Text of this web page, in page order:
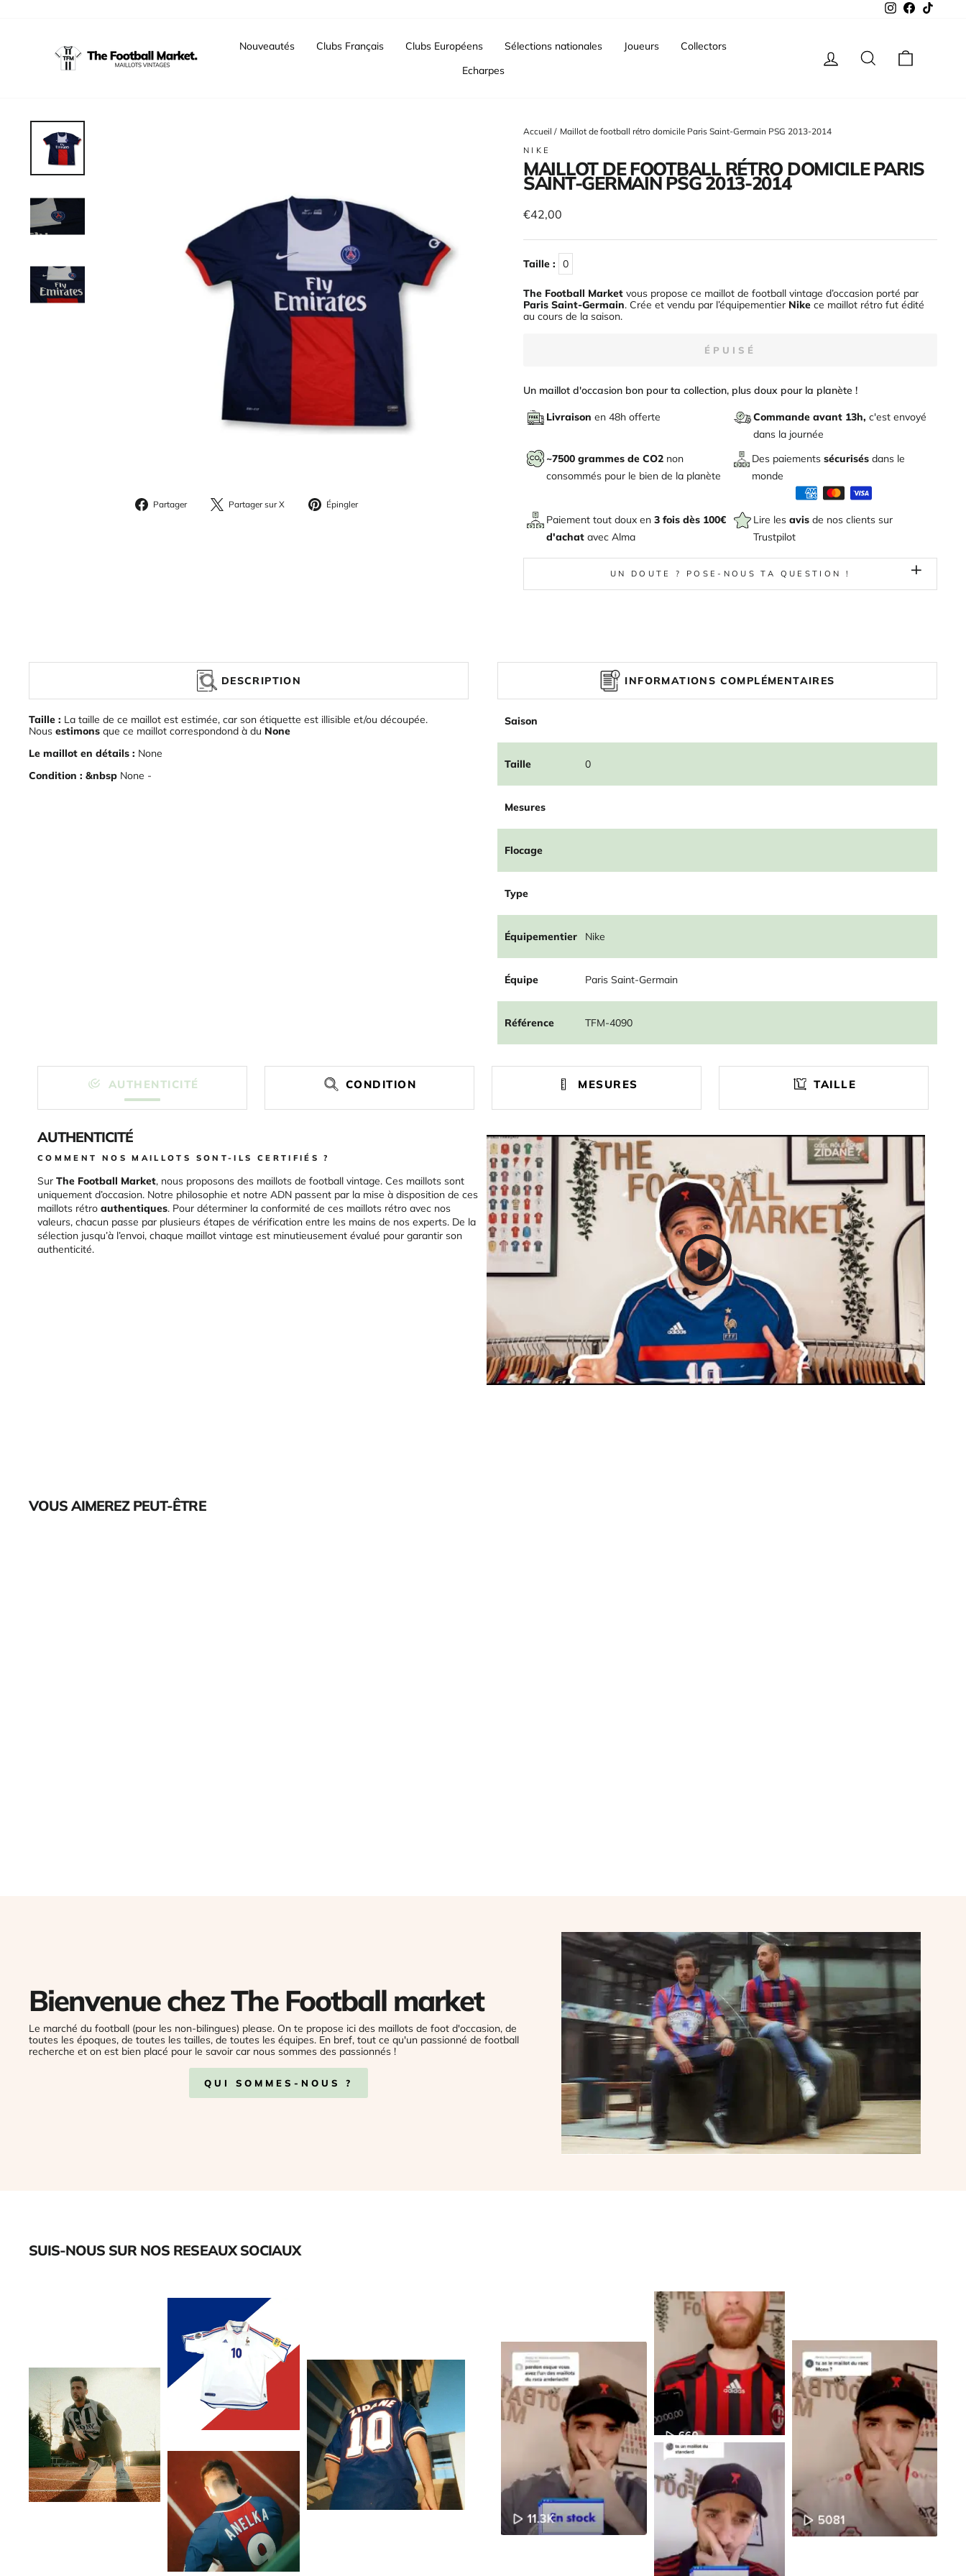
InstagramFacebook
Nouveautés Clubs Français Clubs Européens Sélections nationales Joueurs
Collectors
Echarpes
Se connecterRechercher
Partager
Partager
sur
Partager sur X
PartagerÉpingler
Accueil / Maillot de football rétro domicile Paris Saint-Germain PSG 2013-2014
NIKE
MAILLOT DE FOOTBALL RÉTRO DOMICILE PARIS
SAINT-GERMAIN PSG 2013-2014
Prix
€42,00
Taille : 0
The Football Market vous propose ce maillot de football vintage d’occasion porté par
Paris Saint-Germain. Crée et vendu par l’équipementier Nike ce maillot rétro fut édité
au cours de la saison.
ÉPUISÉ
Un maillot d'occasion bon pour ta collection, plus doux pour la planète !
Livraison en 48h offerte Commande avant 13h, c'est envoyé
dans la journée
~7500 grammes de CO2 non
consommés pour le bien de la planète
Des paiements sécurisés dans le
monde
Paiement tout doux en 3 fois dès 100€
d'achat avec Alma
Lire les avis de nos clients sur
Trustpilot
UN DOUTE ? POSE-NOUS TA QUESTION !
DESCRIPTION
Taille : La taille de ce maillot est estimée, car son étiquette est illisible et/ou découpée.
Nous estimons que ce maillot correspondond à du None
Le maillot en détails : None
Condition : &nbsp None -
INFORMATIONS COMPLÉMENTAIRES
Saison
Taille 0
Mesures
Flocage
Type
Équipementier Nike
Équipe Paris Saint-Germain
Référence TFM-4090
AUTHENTICITÉ CONDITION MESURES TAILLE
AUTHENTICITÉ
COMMENT NOS MAILLOTS SONT-ILS CERTIFIÉS ?
Sur The Football Market, nous proposons des maillots de football vintage. Ces maillots sont
uniquement d’occasion. Notre philosophie et notre ADN passent par la mise à disposition de ces
maillots rétro authentiques. Pour déterminer la conformité de ces maillots rétro avec nos
valeurs, chacun passe par plusieurs étapes de vérification entre les mains de nos experts. De la
sélection jusqu’à l’envoi, chaque maillot vintage est minutieusement évalué pour garantir son
authenticité.
VOUS AIMEREZ PEUT-ÊTRE
Bienvenue chez The Football market
Le marché du football (pour les non-bilingues) please. On te propose ici des maillots de foot d'occasion, de
toutes les époques, de toutes les tailles, de toutes les équipes. En bref, tout ce qu'un passionné de football
recherche et on est bien placé pour le savoir car nous sommes des passionnés !
QUI SOMMES-NOUS ?
SUIS-NOUS SUR NOS RESEAUX SOCIAUX